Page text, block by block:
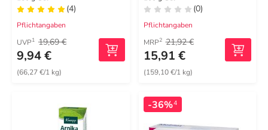
(4)
Pflichtangaben
UVP1 19,69 €
9,94 €
(66,27 €/1 kg)
(0)
Pflichtangaben
MRP2 21,92 €
15,91 €
(159,10 €/1 kg)
-36%4